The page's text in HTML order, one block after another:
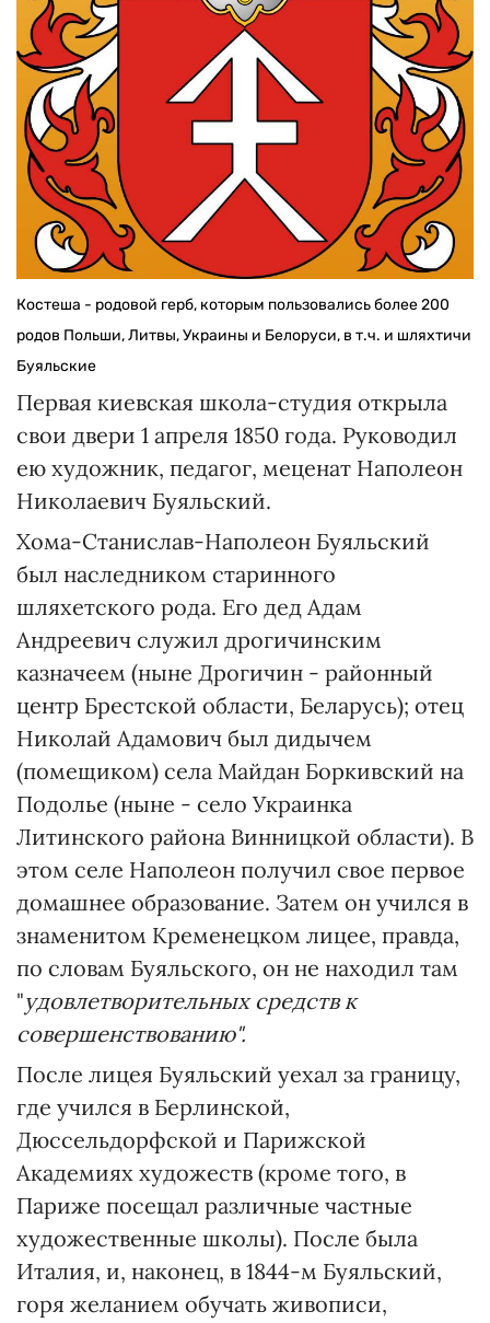
Костеша - родовой герб, которым пользовались более 200
родов Польши, Литвы, Украины и Белоруси, в т.ч. и шляхтичи
Буяльские
Первая киевская школа-студия открыла
свои двери 1 апреля 1850 года. Руководил
ею художник, педагог, меценат Наполеон
Николаевич Буяльский.
Хома-Станислав-Наполеон Буяльский
был наследником старинного
шляхетского рода. Его дед Адам
Андреевич служил дрогичинским
казначеем (ныне Дрогичин - районный
центр Брестской области, Беларусь); отец
Николай Адамович был дидычем
(помещиком) села Майдан Боркивский на
Подолье (ныне - село Украинка
Литинского района Винницкой области). В
этом селе Наполеон получил свое первое
домашнее образование. Затем он учился в
знаменитом Кременецком лицее, правда,
по словам Буяльского, он не находил там
"удовлетворительных средств к
совершенствованию".
После лицея Буяльский уехал за границу,
где учился в Берлинской,
Дюссельдорфской и Парижской
Академиях художеств (кроме того, в
Париже посещал различные частные
художественные школы). После была
Италия, и, наконец, в 1844-м Буяльский,
горя желанием обучать живописи,